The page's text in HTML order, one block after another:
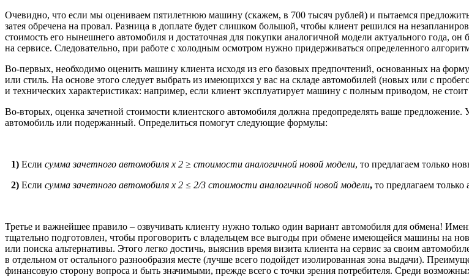
Очевидно, что если мы оцениваем пятилетнюю машину (скажем, в 700 тысяч рублей) и пытаемся
затея обречена на провал. Разница в доплате будет слишком большой, чтобы клиент решился на
стоимость его нынешнего автомобиля и достаточная для покупки аналогичной модели актуального года,
на сервисе. Следовательно, при работе с холодным осмотром нужно придерживаться определенного
Во-первых, необходимо оценить машину клиента исходя из его базовых предпочтений, основанных на
или стиль. На основе этого следует выбрать из имеющихся у вас на складе автомобилей (новых или с
и технических характеристиках: например, если клиент эксплуатирует машину с полным приводом, не
Во-вторых, оценка зачетной стоимости клиентского автомобиля должна предопределять ваше
автомобиль или подержанный. Определиться помогут следующие формулы:
1) Если сумма зачетного автомобиля х 2 ≥ стоимости аналогичной новой модели, то предлагаем только
2) Если сумма зачетного автомобиля х 2 ≤ 2/3 стоимости аналогичной новой модели, то предлагаем
Третье и важнейшее правило – озвучивать клиенту нужно только один вариант автомобиля для обмена!
тщательно подготовлен, чтобы проговорить с владельцем все выгоды при обмене имеющейся машины на
или поиска альтернативы. Этого легко достичь, выяснив время визита клиента на сервис за своим
в отдельном от остального разнообразия месте (лучше всего подойдет изолированная зона выдачи).
финансовую сторону вопроса и быть значимыми, прежде всего с точки зрения потребителя. Среди